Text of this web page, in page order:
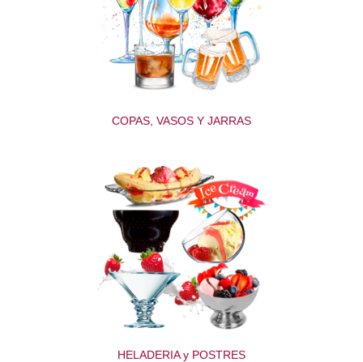
COPAS, VASOS Y JARRAS
HELADERIA y POSTRES